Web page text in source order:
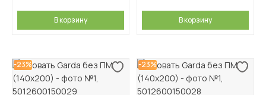
В корзину В корзину
-23% -23%